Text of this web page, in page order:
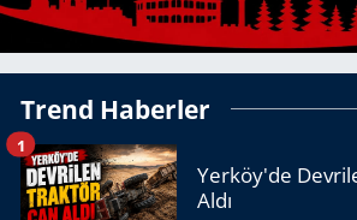
Trend Haberler
Yerköy'de
Aldı
1